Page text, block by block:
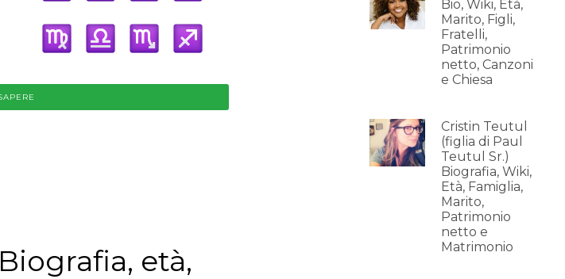
età,
Bio, Wiki, Età,
Marito, Figli,
Fratelli,
Patrimonio
netto, Canzoni
e Chiesa
Cristin Teutul
(figlia di Paul
Teutul Sr.)
Biografia, Wiki,
Età, Famiglia,
Marito,
Patrimonio
netto e
Matrimonio